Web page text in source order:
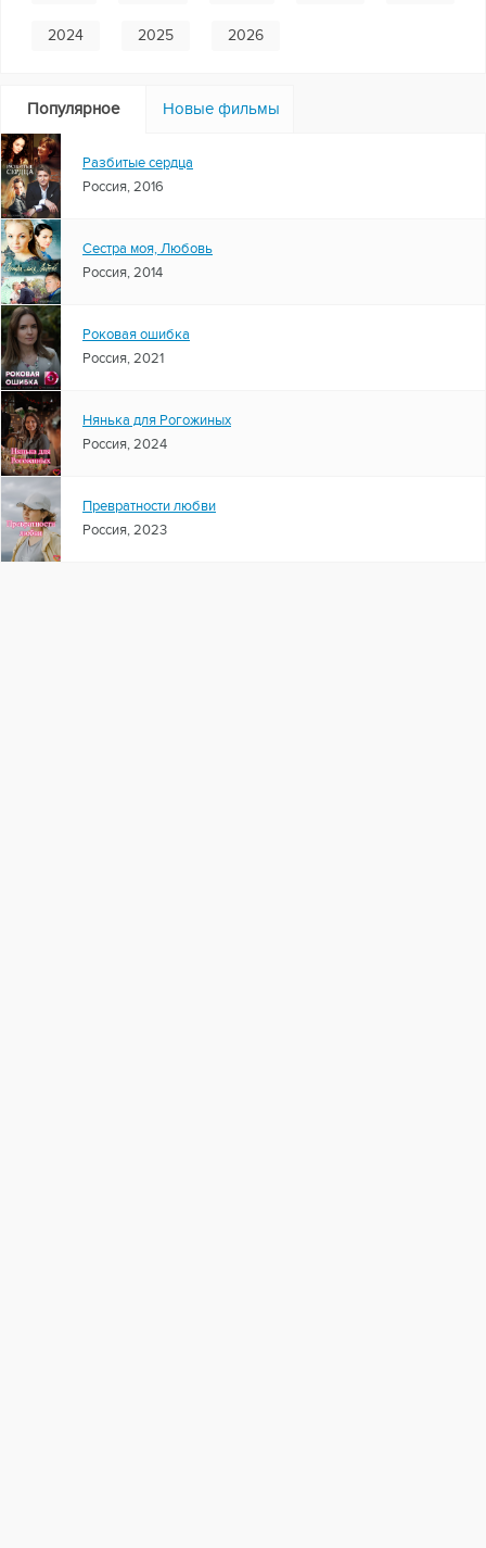
2024 2025 2026
Популярное Новые фильмы
Разбитые сердца
Россия, 2016
Сестра моя, Любовь
Россия, 2014
Роковая ошибка
Россия, 2021
Нянька для Рогожиных
Россия, 2024
Превратности любви
Россия, 2023